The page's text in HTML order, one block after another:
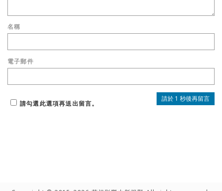
名稱
電子郵件
請勾選此選項再送出留言。